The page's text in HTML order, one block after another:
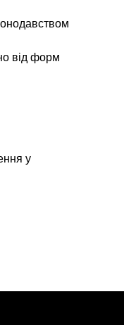
від форм
у